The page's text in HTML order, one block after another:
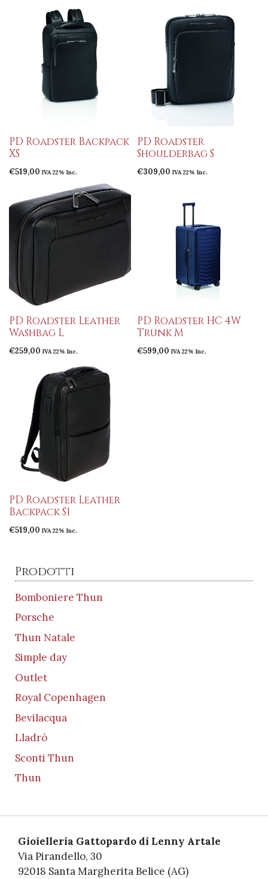
PD Roadster Backpack
XS
€519,00 IVA 22% Inc.
PD Roadster
Shoulderbag S
€309,00 IVA 22% Inc.
PD Roadster Leather
Washbag L
€259,00 IVA 22% Inc.
PD Roadster HC 4W
Trunk M
€599,00 IVA 22% Inc.
PD Roadster Leather
Backpack S1
€519,00 IVA 22% Inc.
Prodotti
Bomboniere Thun
Porsche
Thun Natale
Simple day
Outlet
Royal Copenhagen
Bevilacqua
Lladrò
Sconti Thun
Thun
Gioielleria Gattopardo di Lenny Artale
Via Pirandello, 30
92018 Santa Margherita Belice (AG)